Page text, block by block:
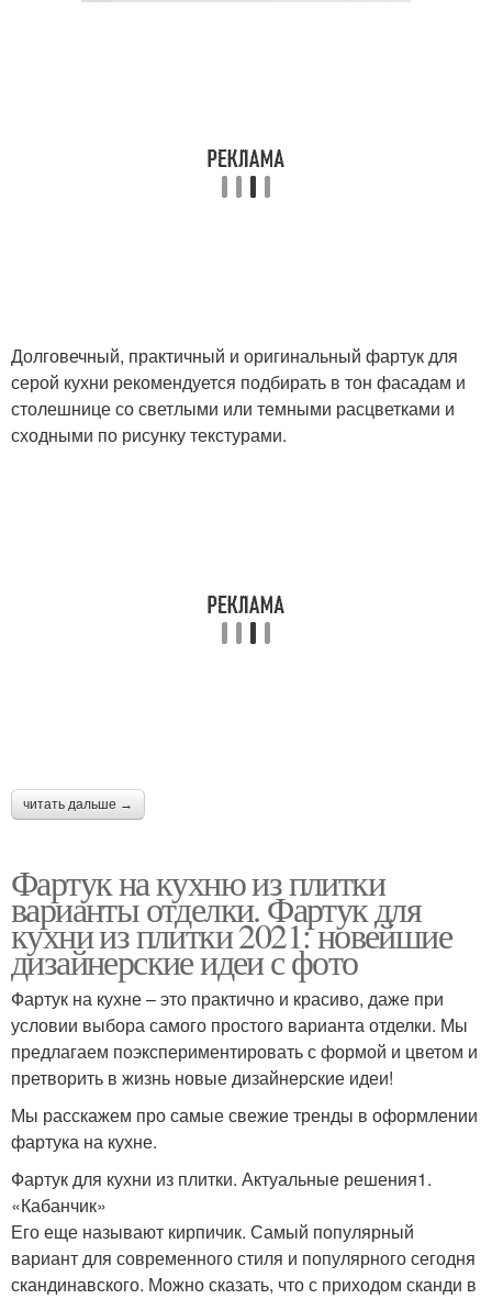
Долговечный, практичный и оригинальный фартук для
серой кухни рекомендуется подбирать в тон фасадам и
столешнице со светлыми или темными расцветками и
сходными по рисунку текстурами.
читать дальше →
Фартук на кухню из плитки
варианты отделки. Фартук для
кухни из плитки 2021: новейшие
дизайнерские идеи с фото
Фартук на кухне – это практично и красиво, даже при
условии выбора самого простого варианта отделки. Мы
предлагаем поэкспериментировать с формой и цветом и
претворить в жизнь новые дизайнерские идеи!
Мы расскажем про самые свежие тренды в оформлении
фартука на кухне.
Фартук для кухни из плитки. Актуальные решения1.
«Кабанчик»
Его еще называют кирпичик. Самый популярный
вариант для современного стиля и популярного сегодня
скандинавского. Можно сказать, что с приходом сканди в